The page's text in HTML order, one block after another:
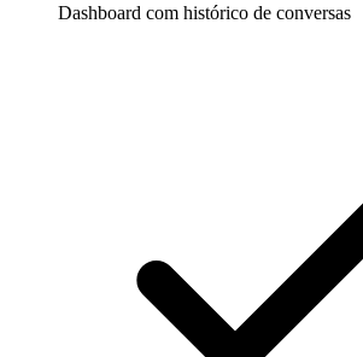
Dashboard com histórico de conversas